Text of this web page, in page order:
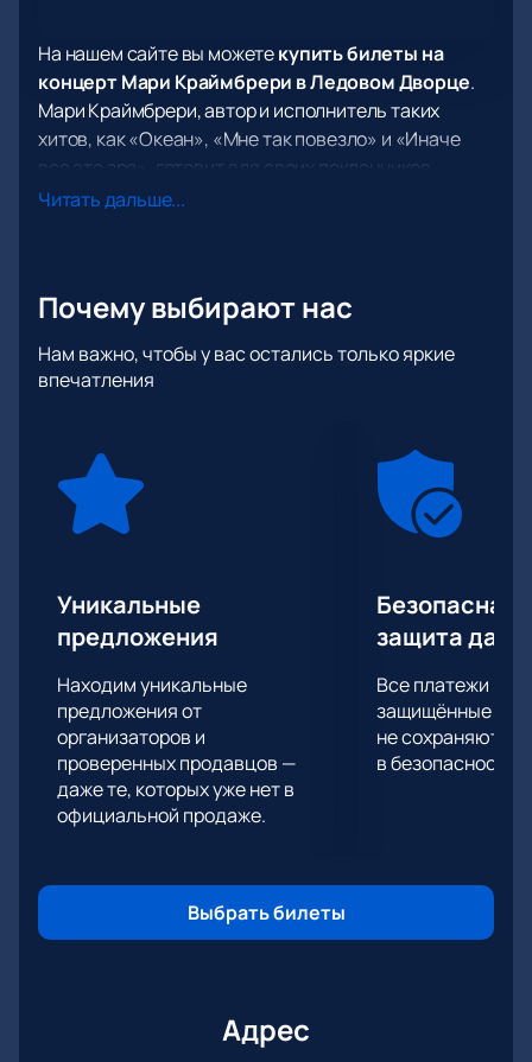
На нашем сайте вы можетекупить билеты на
концерт Мари Краймбрери в Ледовом Дворце.
Мари Краймбрери, автор и исполнитель таких
хитов, как «Океан», «Мне так повезло» и «Иначе
все это зря», готовит для своих поклонников
незабываемое представление. Концерт объединит
композициями, так и энергичной хореографией,
Вас ждут танцевальные перфомансы и
выступления звездных гостей, которые добавят
упустите возможность стать частью этого
незабываемого вечера и увидеть, как Мари
Краймбрери воплощает свои музыкальные идеи на
сцене.
насладиться живым выступлением, предлагаем
купить билеты на нашем сайте. Это ваш шанс стать
свидетелем одного из самых ожидаемых
концертов. Успейте купить билеты на нашем сайте
и присоединяйтесь к тысячам поклонников,
которые уже готовятся к этому грандиозному шоу.
Читать дальше...
Почему выбирают нас
Нам важно, чтобы у вас остались только яркие
впечатления
Уникальные
предложения
Находим уникальные
предложения от
организаторов и
проверенных продавцов —
даже те, которых уже нет в
официальной продаже.
Безопасная
защита
Все платежи
защищённые
не сохраняются
в безопасности.
Выбрать билеты
Адрес